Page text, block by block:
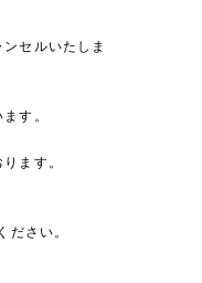
セルいたしま
す。
ます。
ださい。